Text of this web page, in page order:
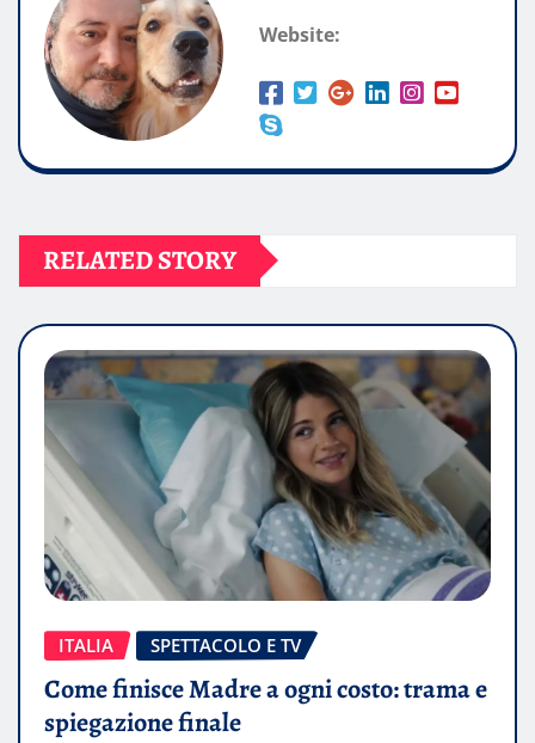
Website:
RELATED STORY
ITALIA SPETTACOLO E TV
Come finisce Madre a ogni costo: trama e
spiegazione finale